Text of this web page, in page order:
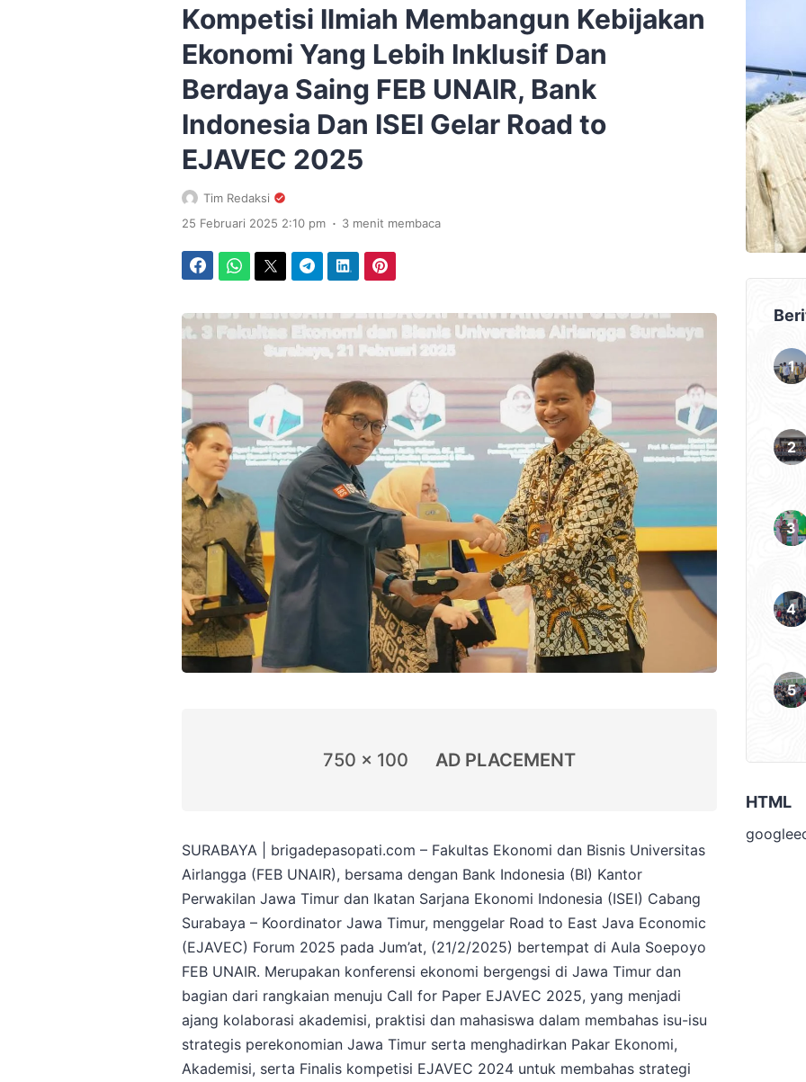
Kompetisi Ilmiah Membangun Kebijakan
Ekonomi Yang Lebih Inklusif Dan
Berdaya Saing FEB UNAIR, Bank
Indonesia Dan ISEI Gelar Road to
EJAVEC 2025
Tim Redaksi
25 Februari 2025 2:10 pm . 3 menit membaca
750 x 100 AD PLACEMENT
SURABAYA | brigadepasopati.com – Fakultas Ekonomi dan Bisnis Universitas
Airlangga (FEB UNAIR), bersama dengan Bank Indonesia (BI) Kantor
Perwakilan Jawa Timur dan Ikatan Sarjana Ekonomi Indonesia (ISEI) Cabang
Surabaya – Koordinator Jawa Timur, menggelar Road to East Java Economic
(EJAVEC) Forum 2025 pada Jum’at, (21/2/2025) bertempat di Aula Soepoyo
FEB UNAIR. Merupakan konferensi ekonomi bergengsi di Jawa Timur dan
bagian dari rangkaian menuju Call for Paper EJAVEC 2025, yang menjadi
ajang kolaborasi akademisi, praktisi dan mahasiswa dalam membahas isu-isu
strategis perekonomian Jawa Timur serta menghadirkan Pakar Ekonomi,
Akademisi, serta Finalis kompetisi EJAVEC 2024 untuk membahas strategi
HTML